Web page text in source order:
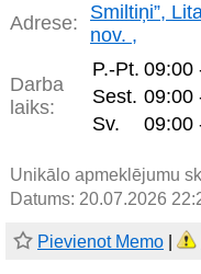
Adrese:
Smiltiņi”,
nov. ,
Darba
laiks:
P.-Pt. 09:00
Sest. 09:00
Sv.
09:00
Unikālo apmeklējumu
Datums: 20.07.2026
Pievienot Memo